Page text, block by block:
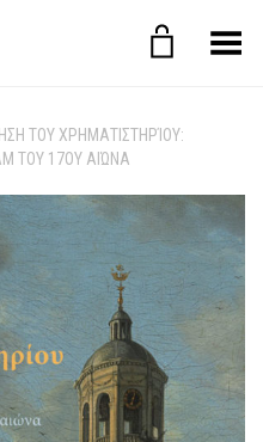
Toggle Menu
ΤΟΥ ΧΡΗΜΑΤΙΣΤΗΡΊΟΥ:
ΤΟΥ 17ΟΥ ΑΙΏΝΑ